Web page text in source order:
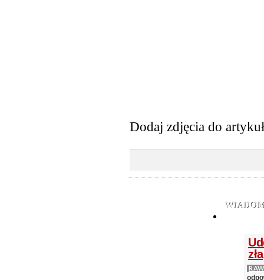
Dodaj zdjęcia do